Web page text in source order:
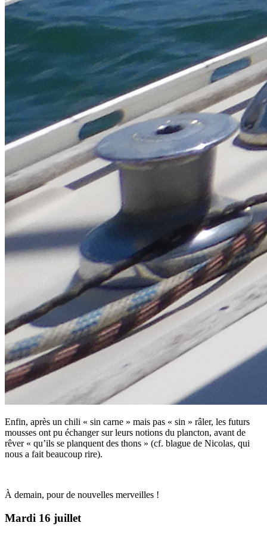
Enfin, après un chili « sin carne » mais pas « sin » râler, les futurs
mousses ont pu échanger sur leurs notions du plancton, avant de
rêver « qu’ils se planquent des thons » (cf. blague de Nicolas, qui
nous a fait beaucoup rire).
À demain, pour de nouvelles merveilles !
Mardi 16 juillet